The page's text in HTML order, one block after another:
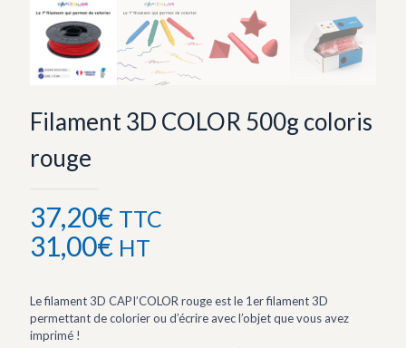
Filament 3D COLOR 500g coloris
rouge
37,20€ TTC
31,00€ HT
Le filament 3D CAPI’COLOR rouge est le 1er filament 3D
permettant de colorier ou d’écrire avec l’objet que vous avez
imprimé !